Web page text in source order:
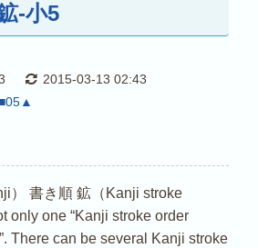
-小5
2015-03-13 02:43
） 書き順 鉱（Kanji stroke
only one “Kanji stroke order
There can be several Kanji stroke